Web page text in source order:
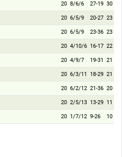
20 8/6/6 27-19 30
20 6/5/9 20-27 23
20 6/5/9 23-36 23
20 4/10/6 16-17 22
20 4/9/7 19-31 21
20 6/3/11 18-29 21
20 6/2/12 21-36 20
20 2/5/13 13-29 11
20 1/7/12 9-26 10